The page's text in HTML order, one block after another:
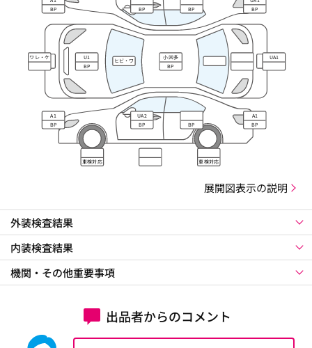
BP BP BP BP
ワレ・ケ
ズレ
U1
BP
ヒビ・ワ
レ・キズ
小凹多
BP
UA1
A1
BP
UA2
BP BP
A1
BP
車検対応 車検対応
展開図表示の説明
外装検査結果
内装検査結果
機関・その他重要事項
出品者からのコメント